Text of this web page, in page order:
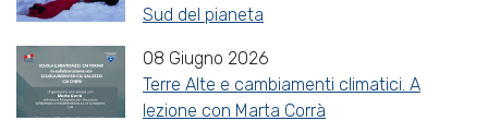
Sud del pianeta
08 Giugno 2026
Terre Alte e cambiamenti climatici. A
lezione con Marta Corrà